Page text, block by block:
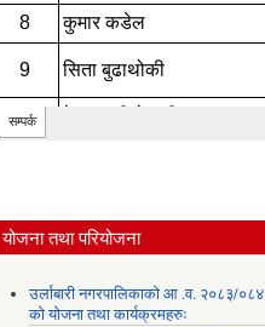
योजना तथा परियोजना
उर्लाबारी नगरपालिकाको आ .व. २०८३/०८४
को योजना तथा कार्यक्रमहरुः